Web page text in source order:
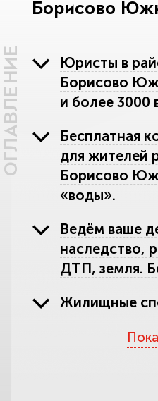
ОГЛАВЛЕНИЕ
Борисово
Юристы в
Борисово
и более 3000
Бесплатная
для жителей
Борисово
«воды».
Ведём ваше
наследство,
ДТП, земля.
Жилищные
Заставим УК